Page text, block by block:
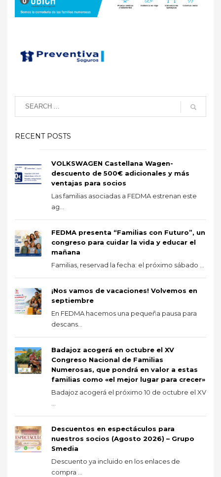
RECENT POSTS
VOLKSWAGEN Castellana Wagen-
descuento de 500€ adicionales y más
ventajas para socios
Las familias asociadas a FEDMA estrenan este
ag...
FEDMA presenta “Familias con Futuro”, un
congreso para cuidar la vida y educar el
mañana
Familias, reservad la fecha: el próximo sábado ...
¡Nos vamos de vacaciones! Volvemos en
septiembre
En FEDMA hacemos una pequeña pausa para
descans...
Badajoz acogerá en octubre el XV
Congreso Nacional de Familias
Numerosas, que pondrá en valor a estas
familias como «el mejor lugar para crecer»
Badajoz acogerá el próximo 10 de octubre el XV
Descuentos en espectáculos para
nuestros socios (Agosto 2026) – Grupo
Smedia
Descuento ya incluido en los enlaces de
compra ...